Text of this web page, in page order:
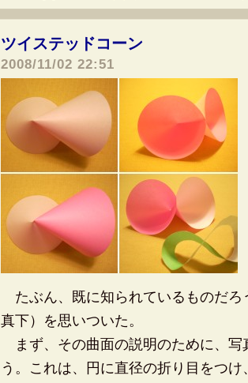
ツイステッドコーン
2008/11/02 22:51
たぶん、既に知られているものだろ
真下）を思いついた。
まず、その曲面の説明のために、写
う。これは、円に直径の折り目をつ